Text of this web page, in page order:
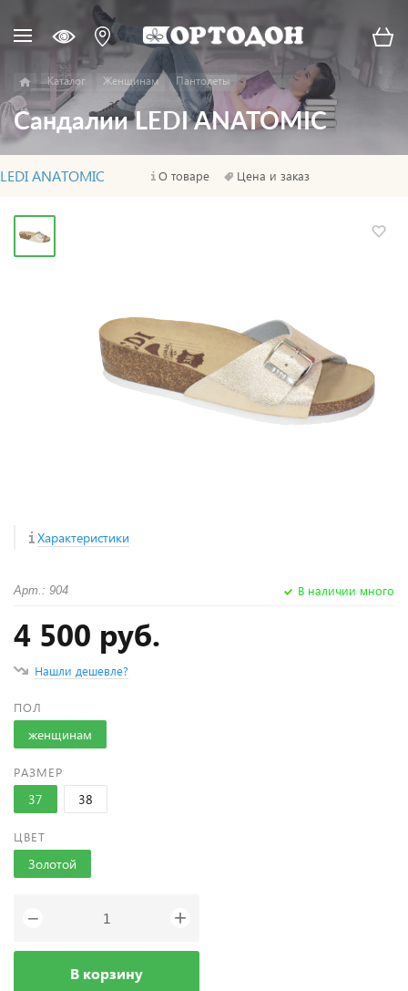
Каталог Женщинам Пантолеты
Сандалии LEDI ANATOMIC
LEDI ANATOMIC О товаре Цена и заказ
Характеристики
Арт.: 904 В наличии много
4 500 руб.
Нашли дешевле?
ПОЛ
женщинам
РАЗМЕР
37 38
ЦВЕТ
Золотой
− +
В корзину